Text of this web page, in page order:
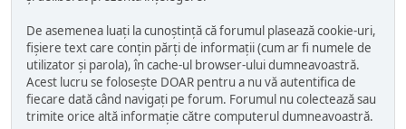
De asemenea luați la cunoștință că forumul plasează cookie-uri,
fișiere text care conțin părți de informații (cum ar fi numele de
utilizator și parola), în cache-ul browser-ului dumneavoastră.
Acest lucru se folosește DOAR pentru a nu vă autentifica de
fiecare dată când navigați pe forum. Forumul nu colectează sau
trimite orice altă informație către computerul dumneavoastră.